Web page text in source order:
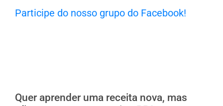
Participe do nosso grupo do Facebook!
Quer aprender uma receita nova, mas